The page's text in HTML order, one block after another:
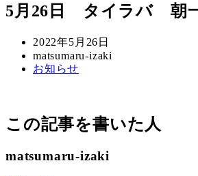
5月26日 タイラバ 朝
投
稿
日
2022年5月26日
著
者
matsumaru-izaki
カ
ー
お知らせ
この記事を書いた人
matsumaru-izaki